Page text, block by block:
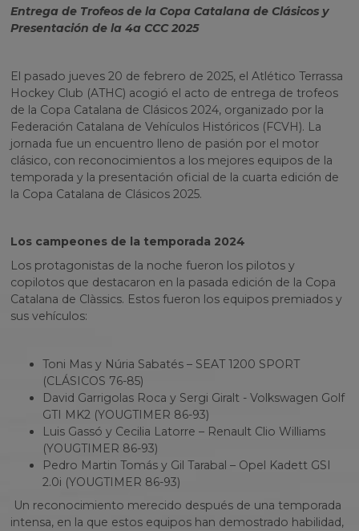
Entrega de Trofeos de la Copa Catalana de Clásicos y
Presentación de la 4a CCC 2025
El pasado jueves 20 de febrero de 2025, el Atlético Terrassa
Hockey Club (ATHC) acogió el acto de entrega de trofeos
de la Copa Catalana de Clásicos 2024, organizado por la
Federación Catalana de Vehículos Históricos (FCVH). La
jornada fue un encuentro lleno de pasión por el motor
clásico, con reconocimientos a los mejores equipos de la
temporada y la presentación oficial de la cuarta edición de
la Copa Catalana de Clásicos 2025.
Los campeones de la temporada 2024
Los protagonistas de la noche fueron los pilotos y
copilotos que destacaron en la pasada edición de la Copa
Catalana de Clàssics. Estos fueron los equipos premiados y
sus vehículos:
Toni Mas y Núria Sabatés – SEAT 1200 SPORT
(CLÁSICOS 76-85)
David Garrigolas Roca y Sergi Giralt - Volkswagen Golf
GTI MK2 (YOUGTIMER 86-93)
Luis Gassó y Cecilia Latorre – Renault Clio Williams
(YOUGTIMER 86-93)
Pedro Martin Tomás y Gil Tarabal – Opel Kadett GSI
2.0i (YOUGTIMER 86-93)
Un reconocimiento merecido después de una temporada
intensa, en la que estos equipos han demostrado habilidad,